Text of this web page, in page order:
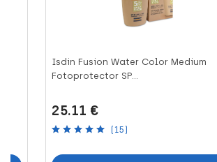
Isdin Fusion Water Color Medium
Fotoprotector SP...
25.11 €
(15)